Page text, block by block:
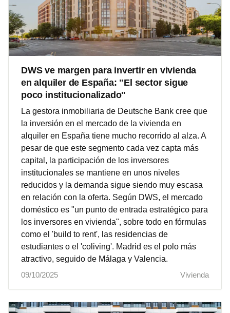
DWS ve margen para invertir en vivienda
en alquiler de España: "El sector sigue
poco institucionalizado"
La gestora inmobiliaria de Deutsche Bank cree que
la inversión en el mercado de la vivienda en
alquiler en España tiene mucho recorrido al alza. A
pesar de que este segmento cada vez capta más
capital, la participación de los inversores
institucionales se mantiene en unos niveles
reducidos y la demanda sigue siendo muy escasa
en relación con la oferta. Según DWS, el mercado
doméstico es "un punto de entrada estratégico para
los inversores en vivienda", sobre todo en fórmulas
como el 'build to rent', las residencias de
estudiantes o el 'coliving'. Madrid es el polo más
atractivo, seguido de Málaga y Valencia.
09/10/2025
Vivienda